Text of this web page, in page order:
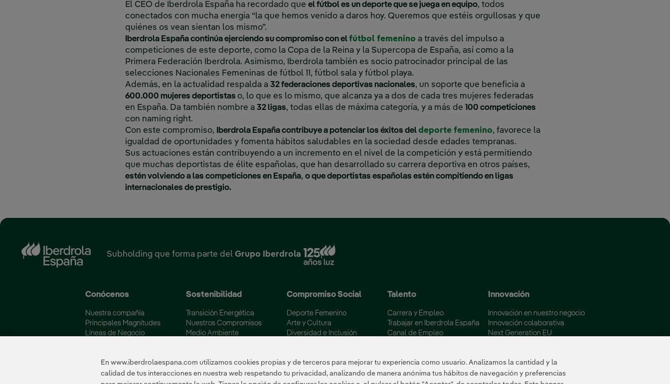
El CEO de Iberdrola España ha recordado que el fútbol es un deporte que se juega en equipo, todos
conectados con mucha energía “la que hemos venido a daros hoy. Queremos que estéis orgullosas y que
quiénes os vean sientan los mismo”.
Iberdrola España continúa ejerciendo su compromiso con elfútbol femenino a través del impulso a
competiciones de este deporte, como la Copa de la Reina y la Supercopa de España, así como a la
Primera Federación Iberdrola. Asimismo, Iberdrola también es socio patrocinador principal de las
selecciones Nacionales Femeninas de fútbol 11, fútbol sala y fútbol playa.
Además, en la actualidad respalda a 32 federaciones deportivas nacionales, un soporte que beneficia a
600.000 mujeres deportistas o, lo que es lo mismo, que alcanza ya a dos de cada tres mujeres federadas
en España. Da también nombre a 32 ligas, todas ellas de máxima categoría, y a más de 100 competiciones
con naming right.
Con este compromiso,
Iberdrola España contribuye a potenciar los éxitos del deporte femenino, favorece la
igualdad de oportunidades y fomenta hábitos saludables en la sociedad desde edades tempranas.
Sus actuaciones están contribuyendo a un incremento en el nivel de la competición y está permitiendo
que muchas deportistas de élite españolas, que han desarrollado su carrera deportiva en otros países,
estén volviendo a las competiciones en España, o que deportistas españolas estén compitiendo en ligas
internacionales de prestigio.
Subholding que forma parte del Grupo Iberdrola Enlace externo, se abre en ventana nueva.
Conócenos
Nuestra compañía
Principales Magnitudes
Líneas de Negocio
Sostenibilidad
Transición Energética
Nuestros Compromisos
Medio Ambiente
Compromiso Social
Deporte Femenino
Arte y Cultura
Diversidad e Inclusión
Talento
Carrera y Empleo
Trabajar en Iberdrola España
Canal de Empleo
Innovación
Innovación en nuestro negocio
Innovación colaborativa
Next Generation EU
En www.iberdrolaespana.com utilizamos cookies propias y de terceros para mejorar tu experiencia como usuario. Analizamos la cantidad y la
calidad de tus interacciones en nuestra web respetando tu privacidad, analizando de manera anónima tus hábitos de navegación y preferencias